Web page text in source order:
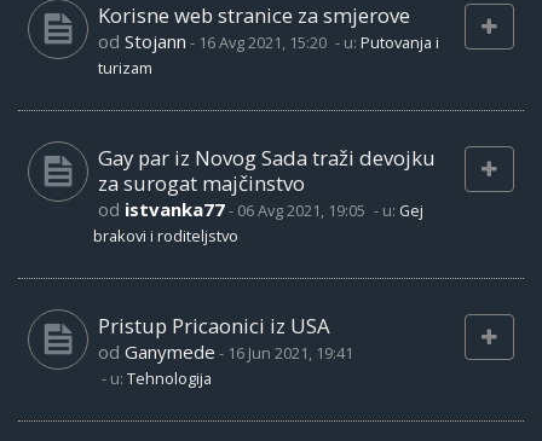
Korisne web stranice za smjerove
od Stojann - 16 Avg 2021, 15:20 - u: Putovanja i
turizam
Gay par iz Novog Sada traži devojku
za surogat majčinstvo
od istvanka77- 06 Avg 2021, 19:05 - u: Gej
brakovi i roditeljstvo
Pristup Pricaonici iz USA
od Ganymede - 16 Jun 2021, 19:41
- u: Tehnologija